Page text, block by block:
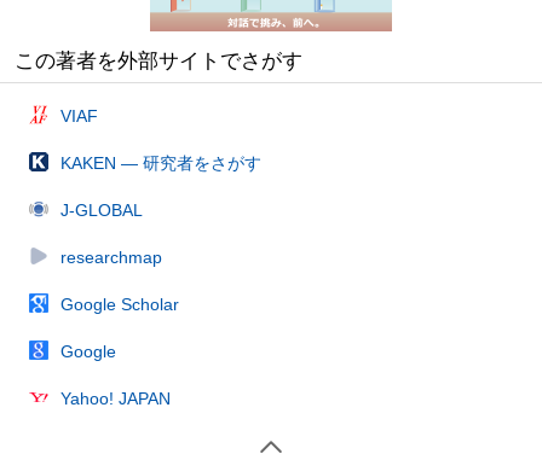
この著者を外部サイトでさがす
VIAF
KAKEN — 研究者をさがす
J-GLOBAL
researchmap
Google Scholar
Google
Yahoo! JAPAN